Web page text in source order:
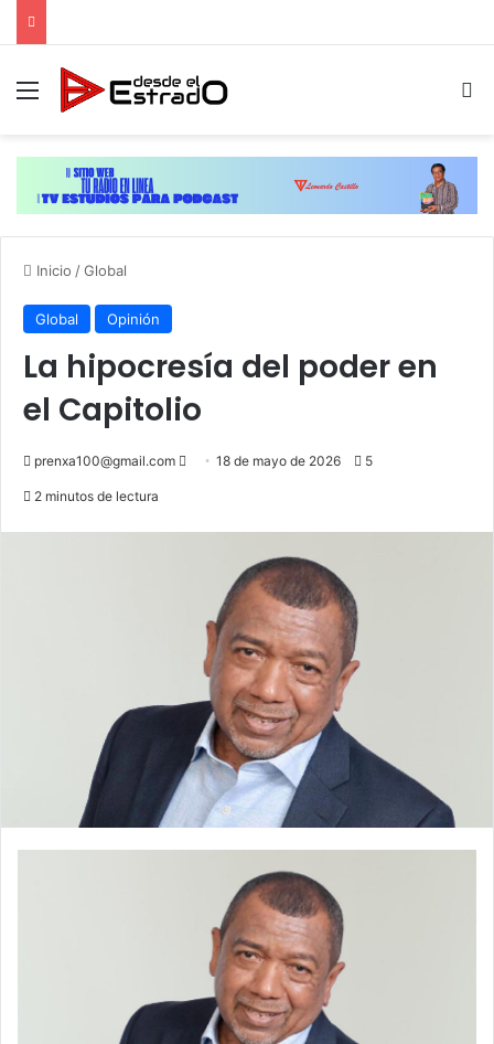
Menú
Inicio /Global
Global Opinión
La hipocresía del poder en
el Capitolio
prenxa100@gmail.com
Send18 de mayo de 2026 5
2 minutos de lectura